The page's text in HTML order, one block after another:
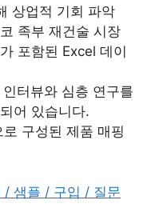
상업적 기회 파악
족부 재건술 시장
포함된 Excel 데이
터뷰와 심층 연구를
어 있습니다.
구성된 제품 매핑
샘플 / 구입 / 질문